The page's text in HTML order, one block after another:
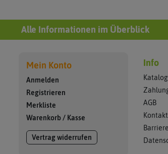
Alle Informationen im Überblick
Mein Konto
Anmelden
Registrieren
Merkliste
Warenkorb / Kasse
Vertrag widerrufen
Info
AGB
Kontakt